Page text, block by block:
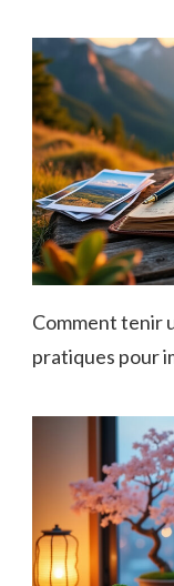
Comment tenir
pratiques pour